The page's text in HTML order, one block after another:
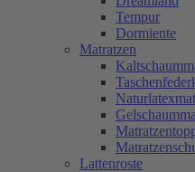
Tempur
Dormiente
Matratzen
Lattenroste